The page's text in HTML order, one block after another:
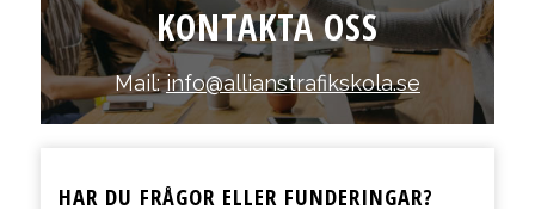
KONTAKTA OSS
Mail:info@allianstrafikskola.se
HAR DU FRÅGOR ELLER FUNDERINGAR?